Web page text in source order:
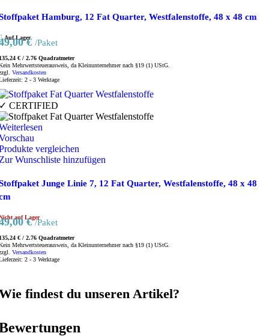
Hamburg, 12 Fat Quarter, Westfalenstoffe, 48 x 48 cm
Auf Lager
€ /Paket
€ / 2.76 Quadratmeter
Mehrwertsteuerausweis, da Kleinunternehmer nach §19 (1) UStG.
Versandkosten
2 - 3 Werktage
CERTIFIED
vergleichen
Wunschliste hinzufügen
Junge Linie 7, 12 Fat Quarter, Westfalenstoffe, 48 x 48
auf Lager
€ /Paket
€ / 2.76 Quadratmeter
Mehrwertsteuerausweis, da Kleinunternehmer nach §19 (1) UStG.
Versandkosten
2 - 3 Werktage
findest du unseren Artikel?